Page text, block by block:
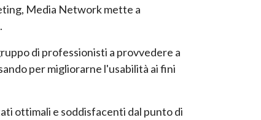
Media Network mette a
di professionisti a provvedere a
per migliorarne l'usabilità ai fini
ottimali e soddisfacenti dal punto di